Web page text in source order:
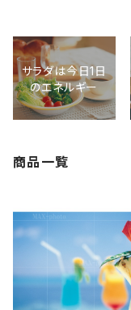
サラダは今日1日
のエネルギー
商品一覧